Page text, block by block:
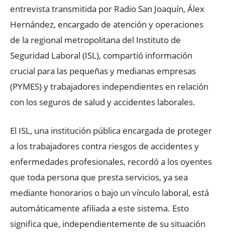
entrevista transmitida por Radio San Joaquín, Álex
Hernández, encargado de atención y operaciones
de la regional metropolitana del Instituto de
Seguridad Laboral (ISL), compartió información
crucial para las pequeñas y medianas empresas
(PYMES) y trabajadores independientes en relación
con los seguros de salud y accidentes laborales.
El ISL, una institución pública encargada de proteger
a los trabajadores contra riesgos de accidentes y
enfermedades profesionales, recordó a los oyentes
que toda persona que presta servicios, ya sea
mediante honorarios o bajo un vínculo laboral, está
automáticamente afiliada a este sistema. Esto
significa que, independientemente de su situación